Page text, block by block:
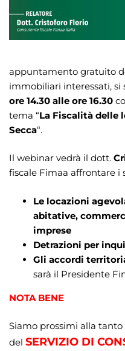
appuntamento gratuito
immobiliari interessati, si
ore 14.30 alle ore 16.30
tema “La Fiscalità delle
Secca“.
Il webinar vedrà il dott.
fiscale Fimaa affrontare
Le locazioni
abitative,
imprese
Detrazioni per
Gli accordi
sarà il Presidente
NOTA BENE
Siamo prossimi alla
del SERVIZIO DI